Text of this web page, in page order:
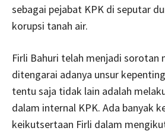
sebagai pejabat KPK di seputar
korupsi tanah air.
Firli Bahuri telah menjadi sorotan
ditengarai adanya unsur
tentu saja tidak lain adalah
dalam internal KPK. Ada banyak
keikutsertaan Firli dalam